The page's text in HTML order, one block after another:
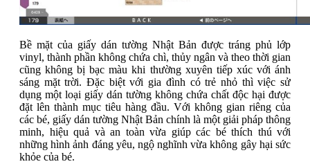
Bề mặt của giấy dán tường Nhật Bản được tráng phủ lớp
vinyl, thành phần không chứa chì, thủy ngân và theo thời gian
cũng không bị bạc màu khi thường xuyên tiếp xúc với ánh
sáng mặt trời. Đặc biệt với gia đình có trẻ nhỏ thì việc sử
dụng một loại giấy dán tường không chứa chất độc hại được
đặt lên thành mục tiêu hàng đầu. Với không gian riêng của
các bé, giấy dán tường Nhật Bản chính là một giải pháp thông
minh, hiệu quả và an toàn vừa giúp các bé thích thú với
những hình ảnh đáng yêu, ngộ nghĩnh vừa không gây hại sức
khỏe của bé.